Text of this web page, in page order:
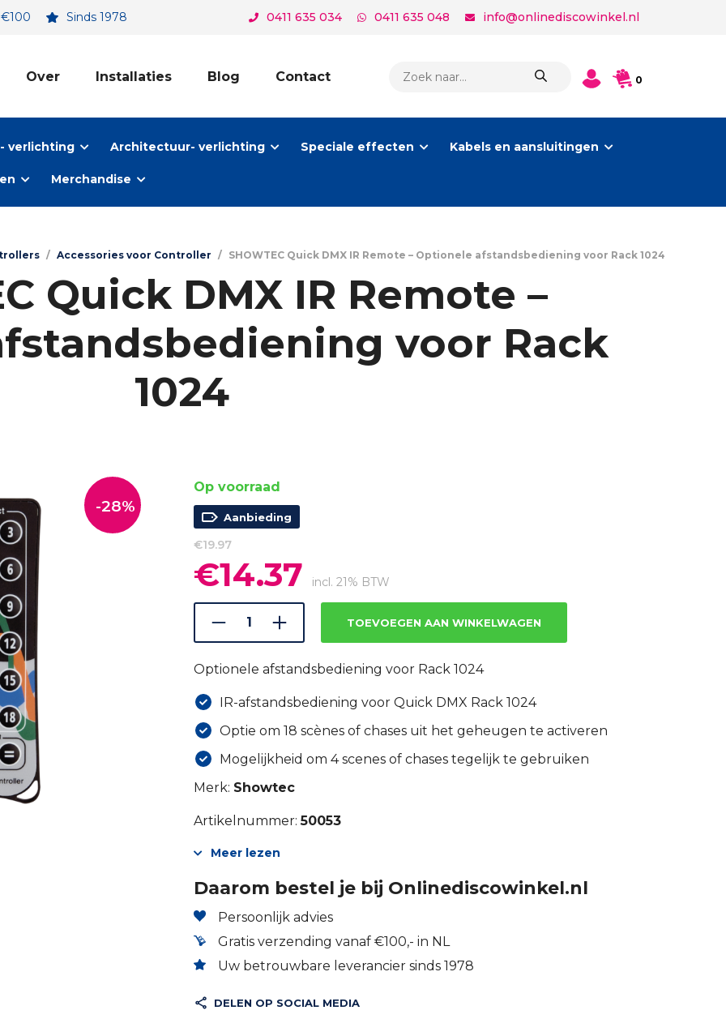
Sinds 1978 0411 635 034 0411 635 048 info@onlinediscowinkel.nl
Over Installaties Blog Contact
ZOEKEN
0
verlichting Architectuur- verlichting Speciale effecten Kabels en aansluitingen
Merchandise
/ Accessories voor Controller / SHOWTEC Quick DMX IR Remote – Optionele afstandsbediening voor Rack 1024
Quick DMX IR Remote –
voor Rack
1024
-28%
Op voorraad
Aanbieding
€19.97
Oorspronkelijke
prijs
was:
€19.97.
€14.37 prijs
is:
€14.37.
incl. 21% BTW
TOEVOEGEN AAN WINKELWAGEN
Optionele afstandsbediening voor Rack 1024
IR-afstandsbediening voor Quick DMX Rack 1024
Optie om 18 scènes of chases uit het geheugen te activeren
Mogelijkheid om 4 scenes of chases tegelijk te gebruiken
Merk: Showtec
Artikelnummer:50053
Meer lezen
Daarom bestel je bij Onlinediscowinkel.nl
Persoonlijk advies
Gratis verzending vanaf €100,- in NL
Uw betrouwbare leverancier sinds 1978
DELEN OP SOCIAL MEDIA